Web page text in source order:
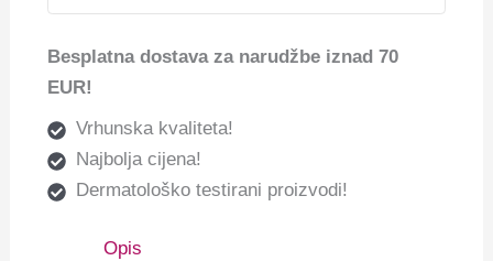
Besplatna dostava za narudžbe iznad 70
EUR!
Vrhunska kvaliteta!
Najbolja cijena!
Dermatološko testirani proizvodi!
Opis